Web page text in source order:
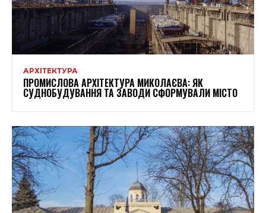
АРХІТЕКТУРА
ПРОМИСЛОВА АРХІТЕКТУРА МИКОЛАЄВА: ЯК
СУДНОБУДУВАННЯ ТА ЗАВОДИ СФОРМУВАЛИ МІСТО